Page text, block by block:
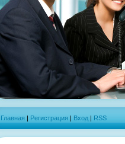
Главная | Регистрация | Вход | RSS